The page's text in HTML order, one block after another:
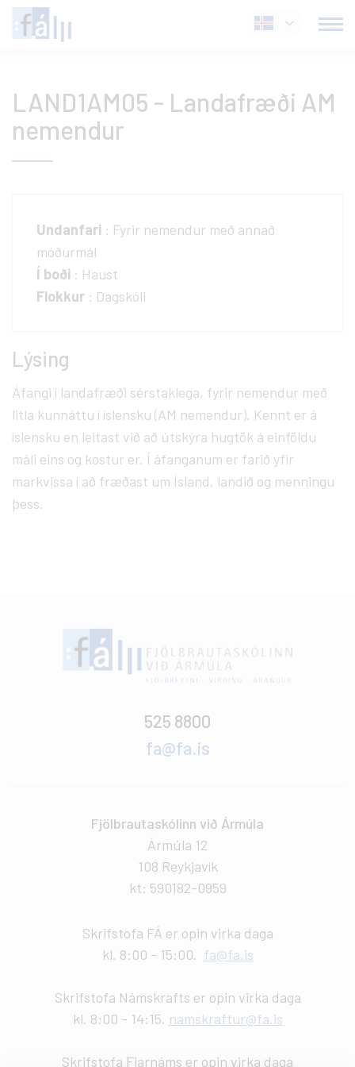
Fara
í
Íslenska
LAND1AM05 - Landafræði AM
nemendur
Undanfari : Fyrir nemendur með annað
móðurmál
Í boði : Haust
Flokkur : Dagskóli
Lýsing
Áfangi í landafræði sérstaklega, fyrir nemendur með
litla kunnáttu í íslensku (AM nemendur). Kennt er á
íslensku en leitast við að útskýra hugtök á einföldu
máli eins og kostur er. Í áfanganum er farið yfir
markvissa í að fræðast um Ísland, landið og menningu
þess.
525 8800
fa@fa.is
Fjölbrautaskólinn við Ármúla
Ármúla 12
108 Reykjavík
kt: 590182-0959
Skrifstofa FÁ er opin virka daga
kl. 8:00 - 15:00. fa@fa.is
Skrifstofa Námskrafts er opin virka daga
kl. 8:00 - 14:15. namskraftur@fa.is
Skrifstofa Fjarnáms er opin virka daga